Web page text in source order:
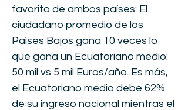
favorito de ambos países: El
ciudadano promedio de los
Países Bajos gana 10 veces lo
que gana un Ecuatoriano medio:
50 mil vs 5 mil Euros/año. Es más,
el Ecuatoriano medio debe 62%
de su ingreso nacional mientras el